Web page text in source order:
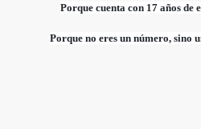
Porque cuenta con 17 años
Porque no eres un número, sino